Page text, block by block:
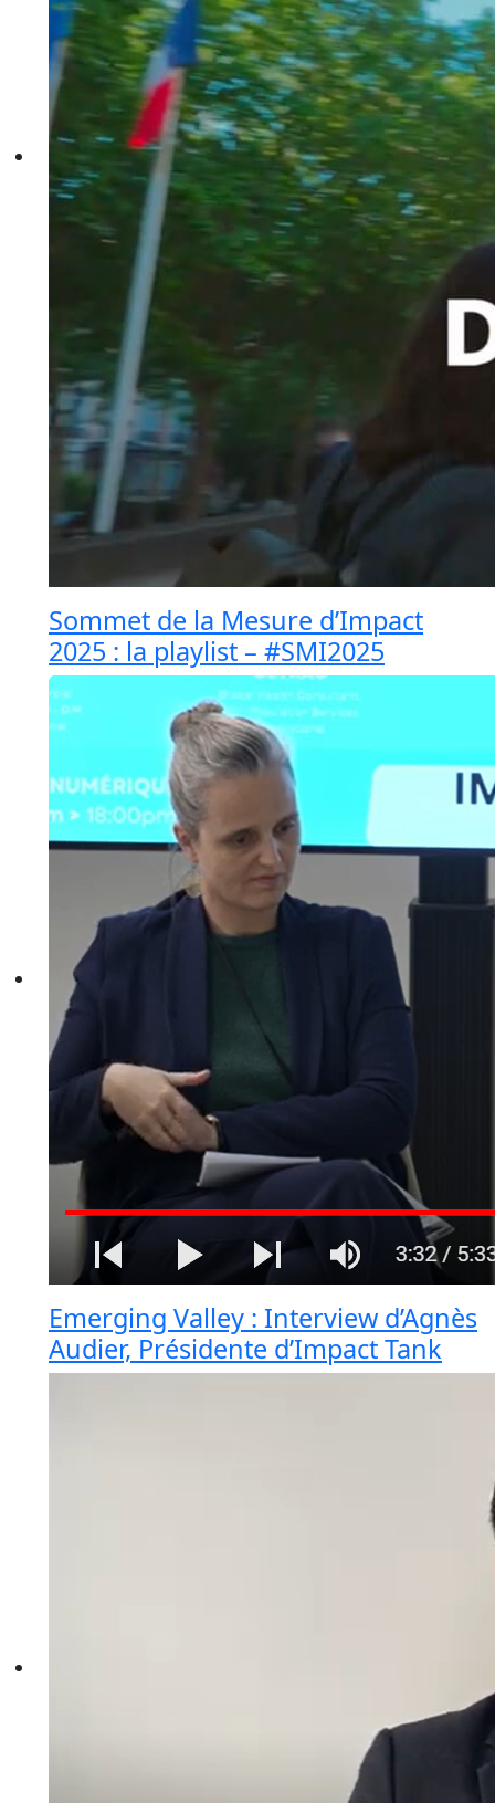
Sommet de la Mesure d’Impact
2025 : la playlist – #SMI2025
Emerging Valley : Interview d’Agnès
Audier, Présidente d’Impact Tank